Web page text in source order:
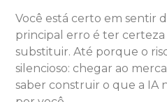
Você está certo em sentir
principal erro é ter certeza
substituir. Até porque o
silencioso: chegar ao
saber construir o que a IA